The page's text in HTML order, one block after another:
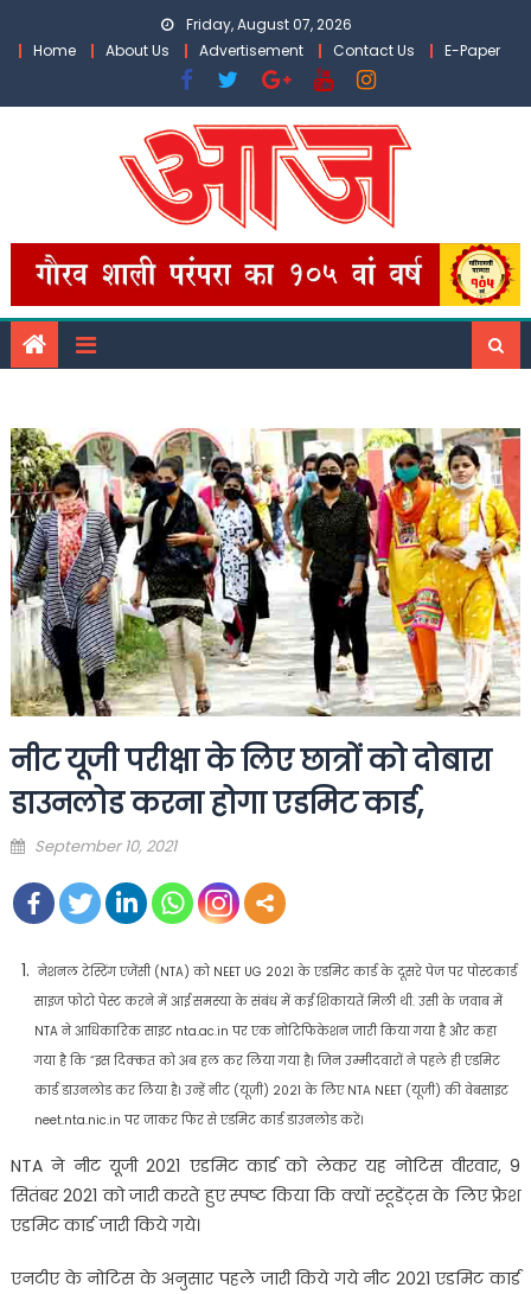
Friday, August 07, 2026
Home
About Us Advertisement Contact Us E-Paper
नीट यूजी परीक्षा के लिए छात्रों को दोबारा
डाउनलोड करना होगा एडमिट कार्ड,
Posted
September 10, 2021
नेशनल टेस्टिंग एजेंसी (NTA) को NEET UG 2021 के एडमिट कार्ड के दूसरे पेज पर पोस्टकार्ड
साइज फोटो पेस्ट करने में आई समस्या के संबंध में कई शिकायतें मिली थी. उसी के जवाब में
NTA ने आधिकारिक साइट nta.ac.in पर एक नोटिफिकेशन जारी किया गया है और कहा
गया है कि “इस दिक्कत को अब हल कर लिया गया है। जिन उम्मीदवारों ने पहले ही एडमिट
कार्ड डाउनलोड कर लिया है। उन्हें नीट (यूजी) 2021 के लिए NTA NEET (यूजी) की वेबसाइट
neet.nta.nic.in पर जाकर फिर से एडमिट कार्ड डाउनलोड करें।
NTA ने नीट यूजी 2021 एडमिट कार्ड को लेकर यह नोटिस वीरवार, 9
सितंबर 2021 को जारी करते हुए स्पष्ट किया कि क्यों स्टूडेंट्स के लिए फ्रेश
एडमिट कार्ड जारी किये गये।
एनटीए के नोटिस के अनुसार पहले जारी किये गये नीट 2021 एडमिट कार्ड